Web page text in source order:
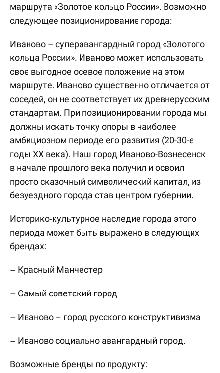
маршрута «Золотое кольцо России». Возможно
следующее позиционирование города:
Иваново – суперавангардный город «Золотого
кольца России». Иваново может использовать
свое выгодное осевое положение на этом
маршруте. Иваново существенно отличается от
соседей, он не соответствует их древнерусским
стандартам. При позиционировании города мы
должны искать точку опоры в наиболее
амбициозном периоде его развития (20-30-е
годы ХХ века). Наш город Иваново-Вознесенск
в начале прошлого века получил и освоил
просто сказочный символический капитал, из
безуездного города став центром губернии.
Историко-культурное наследие города этого
периода может быть выражено в следующих
брендах:
– Красный Манчестер
– Самый советский город
– Иваново – город русского конструктивизма
– Иваново социально авангардный город.
Возможные бренды по продукту: